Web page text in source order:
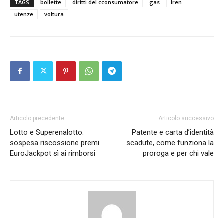
TAGS bollette diritti del cconsumatore gas
Iren
utenze
voltura
Articolo precedente
Lotto e Superenalotto:
sospesa riscossione premi.
EuroJackpot sì ai rimborsi
Articolo successivo
Patente e carta d’identità
scadute, come funziona la
proroga e per chi vale